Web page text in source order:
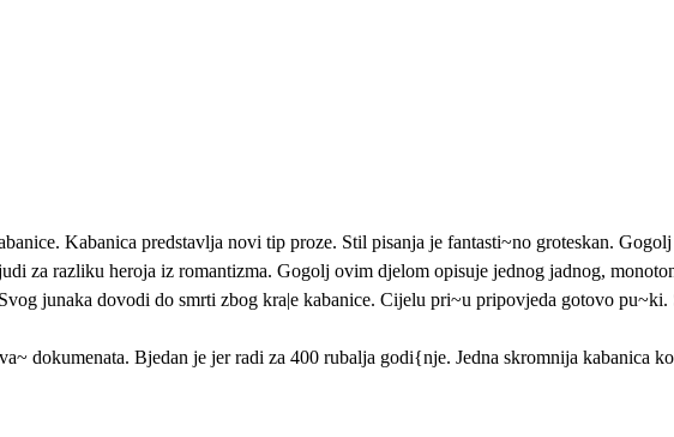
Kabanica predstavlja novi tip proze. Stil pisanja je fantasti~no groteskan.
za razliku heroja iz romantizma. Gogolj ovim djelom opisuje jednog jadnog,
junaka dovodi do smrti zbog kra|e kabanice. Cijelu pri~u pripovjeda gotovo
dokumenata. Bjedan je jer radi za 400 rubalja godi{nje. Jedna skromnija kabanica